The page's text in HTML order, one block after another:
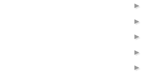
►
►
►
►
►